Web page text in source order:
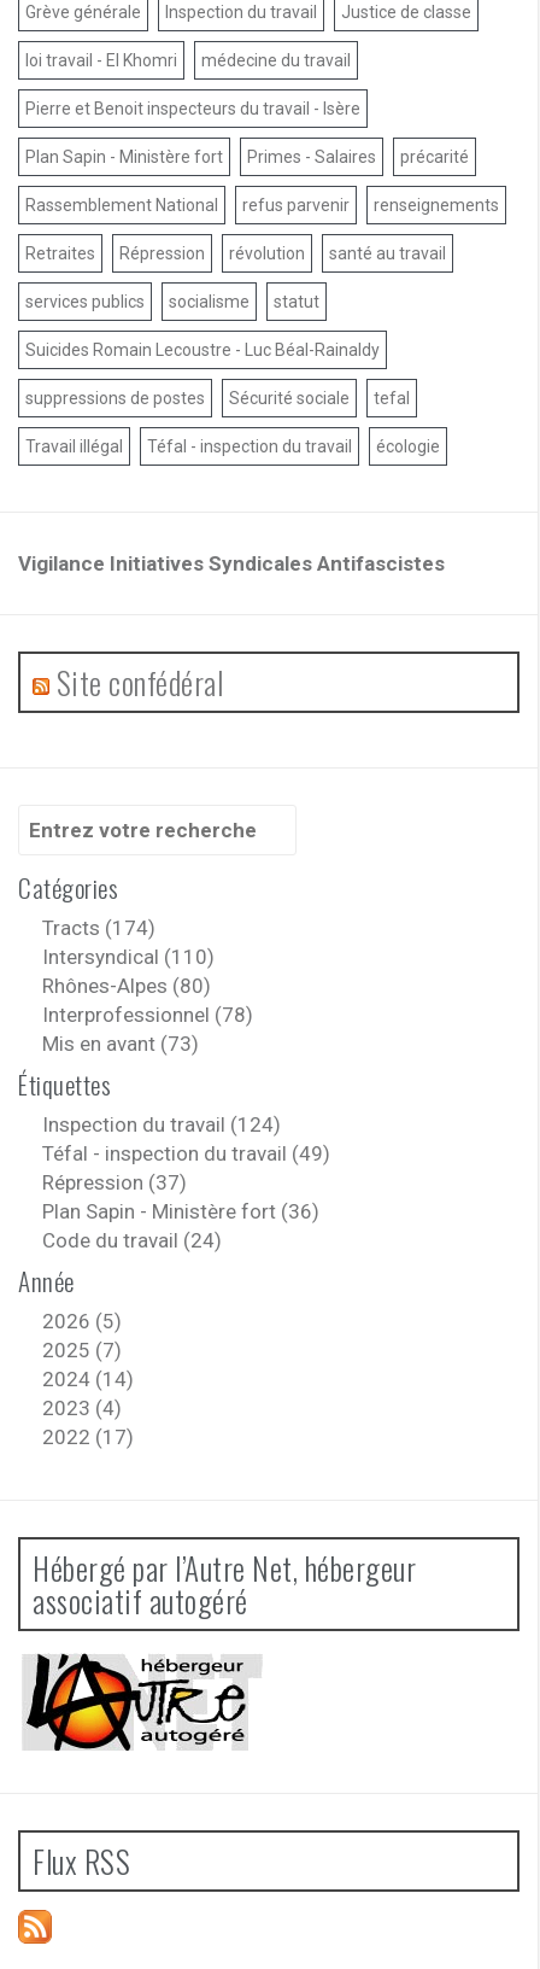
Grève générale Inspection du travail Justice de classe
loi travail - El Khomri médecine du travail
Pierre et Benoit inspecteurs du travail - Isère
Plan Sapin - Ministère fort Primes - Salaires précarité
Rassemblement National refus parvenir renseignements
Retraites Répression révolution santé au travail
services publics socialisme statut
Suicides Romain Lecoustre - Luc Béal-Rainaldy
suppressions de postes Sécurité sociale tefal
Travail illégal Téfal - inspection du travail écologie
Vigilance Initiatives Syndicales Antifascistes
Site confédéral
Recherche
:Catégories
Tracts (174)
Intersyndical (110)
Rhônes-Alpes (80)
Interprofessionnel (78)
Mis en avant (73)
Étiquettes
Inspection du travail (124)
Téfal - inspection du travail (49)
Répression (37)
Plan Sapin - Ministère fort (36)
Code du travail (24)
Année
2026 (5)
2025 (7)
2024 (14)
2023 (4)
2022 (17)
Hébergé par l’Autre Net, hébergeur
associatif autogéré
Flux RSS